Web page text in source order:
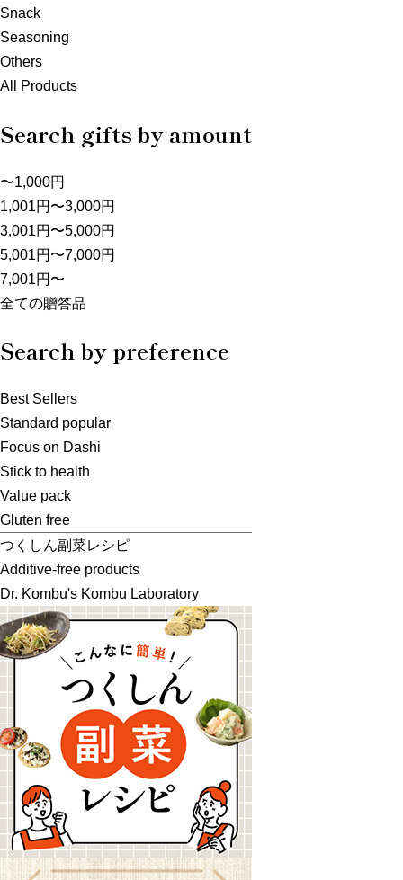
Snack
Seasoning
Others
All Products
Search gifts by amount
〜1,000円
1,001円〜3,000円
3,001円〜5,000円
5,001円〜7,000円
7,001円〜
全ての贈答品
Search by preference
Best Sellers
Standard popular
Focus on Dashi
Stick to health
Value pack
Gluten free
つくしん副菜レシピ
Additive-free products
Dr. Kombu's Kombu Laboratory